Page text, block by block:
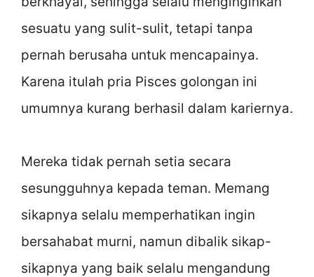
sesuatu yang sulit-sulit, tetapi tanpa
pernah berusaha untuk mencapainya.
Karena itulah pria Pisces golongan ini
umumnya kurang berhasil dalam kariernya.
Mereka tidak pernah setia secara
sesungguhnya kepada teman. Memang
sikapnya selalu memperhatikan ingin
bersahabat murni, namun dibalik sikap-
sikapnya yang baik selalu mengandung